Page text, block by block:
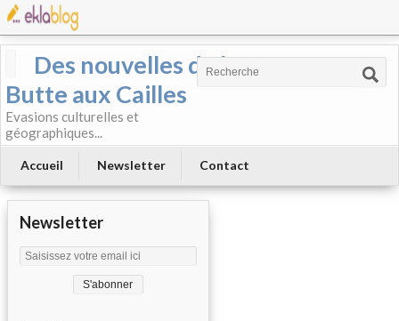
Des nouvelles de la
Butte aux Cailles
Evasions culturelles et
géographiques...
Accueil Newsletter Contact
Newsletter